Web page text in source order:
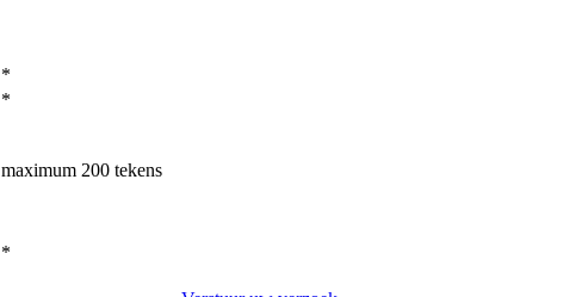
*
*
maximum 200 tekens
*